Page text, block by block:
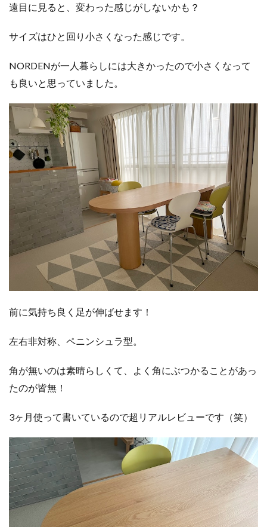
遠目に見ると、変わった感じがしないかも？
サイズはひと回り小さくなった感じです。
NORDENが一人暮らしには大きかったので小さくなって
も良いと思っていました。
前に気持ち良く足が伸ばせます！
左右非対称、ペニンシュラ型。
角が無いのは素晴らしくて、よく角にぶつかることがあっ
たのが皆無！
3ヶ月使って書いているので超リアルレビューです（笑）